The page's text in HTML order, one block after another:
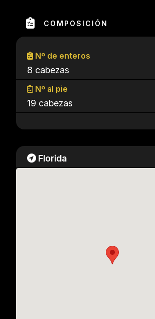
COMPOSICIÓN
Nº de enteros
8 cabezas
Nº al pie
19 cabezas
Florida